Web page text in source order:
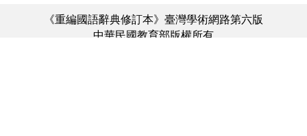
《重編國語辭典修訂本》臺灣學術網路第六版
中華民國教育部版權所有